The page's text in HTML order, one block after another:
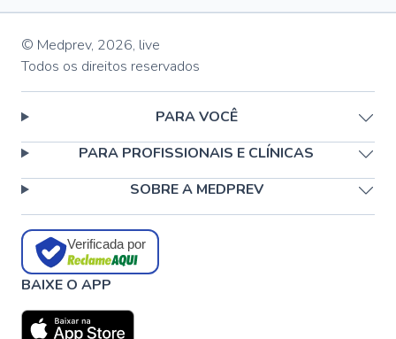
© Medprev, 2026, live
Todos os direitos reservados
PARA VOCÊ
PARA PROFISSIONAIS E CLÍNICAS
SOBRE A MEDPREV
Verificada por
BAIXE O APP